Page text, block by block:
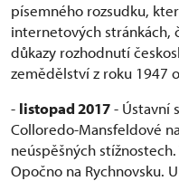
písemného rozsudku,
internetových stránkách,
důkazy rozhodnutí
zemědělství z roku 1947
- listopad 2017- Ústavní
Colloredo-Mansfeldové
neúspěšných
Opočno na Rychnovsku.